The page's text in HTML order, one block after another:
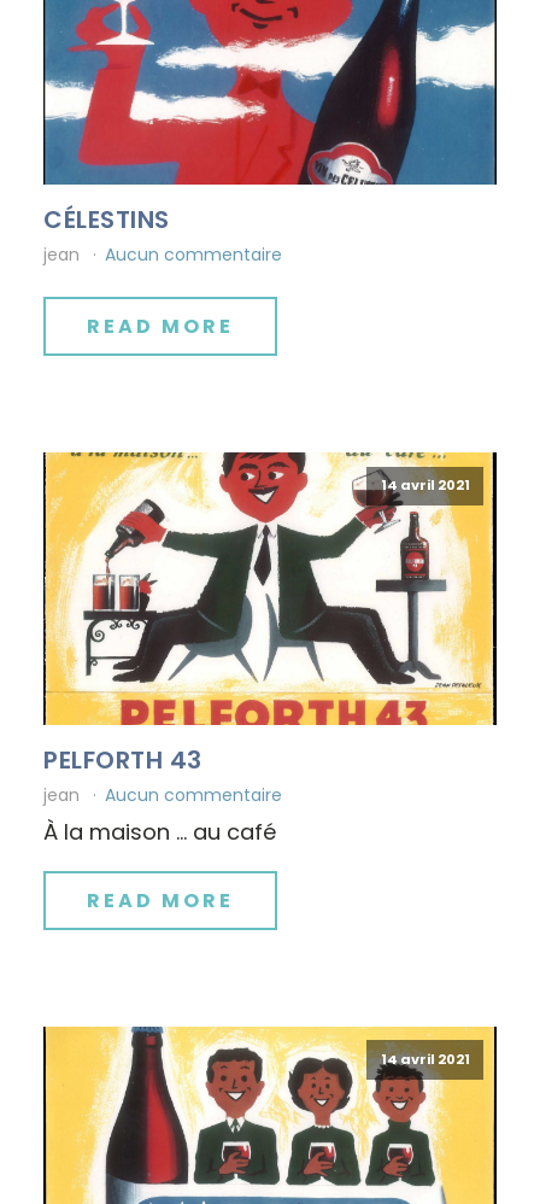
CÉLESTINS
jean Aucun commentaire
READ MORE
14 avril 2021
PELFORTH 43
jean Aucun commentaire
À la maison … au café
READ MORE
14 avril 2021